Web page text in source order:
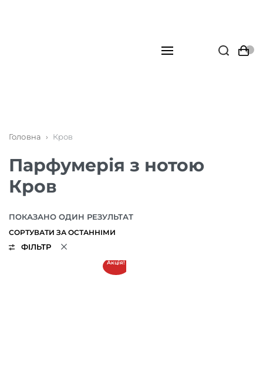
Головна › Кров
Парфумерія з нотою
Кров
ПОКАЗАНО ОДИН РЕЗУЛЬТАТ
ФІЛЬТР
Акція!